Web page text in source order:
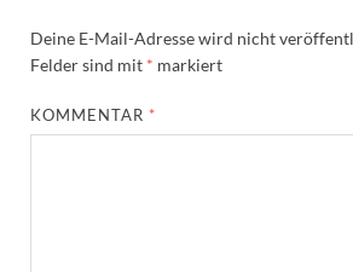
Deine E-Mail-Adresse wird nicht
Felder sind mit * markiert
KOMMENTAR *